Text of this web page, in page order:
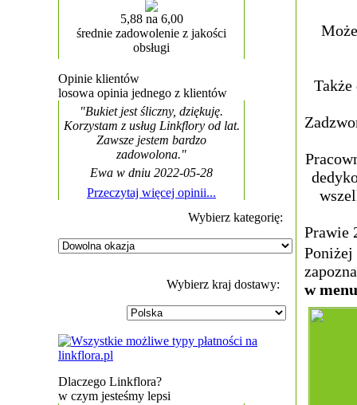
5,88 na 6,00
średnie zadowolenie z jakości
obsługi
Opinie klientów
losowa opinia jednego z klientów
"Bukiet jest śliczny, dziękuję.
Korzystam z usług Linkflory od lat.
Zawsze jestem bardzo
zadowolona."
Ewa w dniu 2022-05-28
Przeczytaj więcej opinii...
Wybierz kategorię:
Wybierz kraj dostawy:
Dlaczego Linkflora?
w czym jesteśmy lepsi
Prawie
Poniżej
w